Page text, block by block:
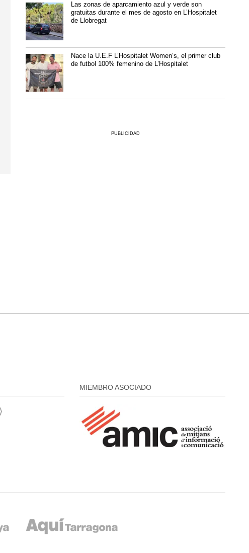
Las zonas de aparcamiento azul y verde son
gratuitas durante el mes de agosto en L’Hospitalet
de Llobregat
Nace la U.E.F L’Hospitalet Women’s, el primer club
de futbol 100% femenino de L’Hospitalet
PUBLICIDAD
MIEMBRO ASOCIADO